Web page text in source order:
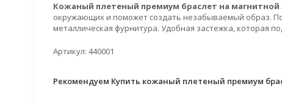
Кожаный плетеный премиум браслет на магнитной
окружающих и поможет создать незабываемый образ.
металлическая фурнитура. Удобная застежка, которая
Артикул: 440001
Рекомендуем Купить кожаный плетеный премиум